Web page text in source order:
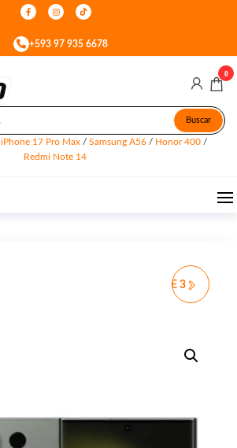
+593 97 935 6678
por:
Buscar
iPhone 17 Pro Max/ Samsung A56/ Honor 400/
Redmi Note 14
0
HUAWEI FREEBUDS SE 3